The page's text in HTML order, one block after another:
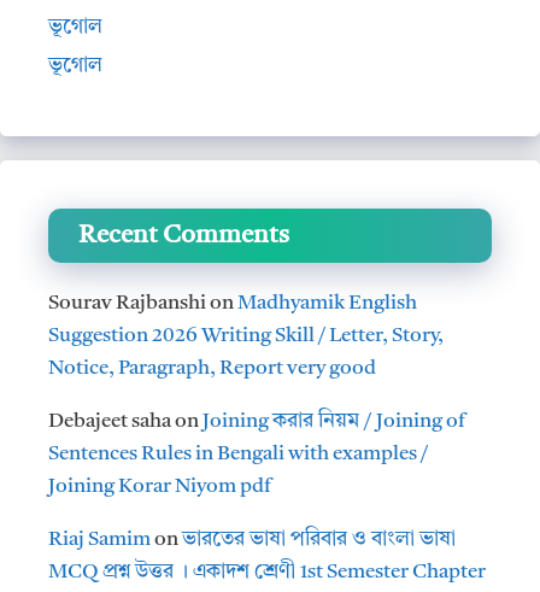
ভূগোল
ভূগোল
Recent Comments
Sourav RajbanshionMadhyamik English
Suggestion 2026 Writing Skill / Letter, Story,
Notice, Paragraph, Report very good
Debajeet sahaonJoining করার নিয়ম / Joining of
Sentences Rules in Bengali with examples /
Joining Korar Niyom pdf
Riaj Samimonভারতের ভাষা পরিবার ও বাংলা ভাষা
MCQ প্রশ্ন উত্তর । একাদশ শ্রেণী 1st Semester Chapter